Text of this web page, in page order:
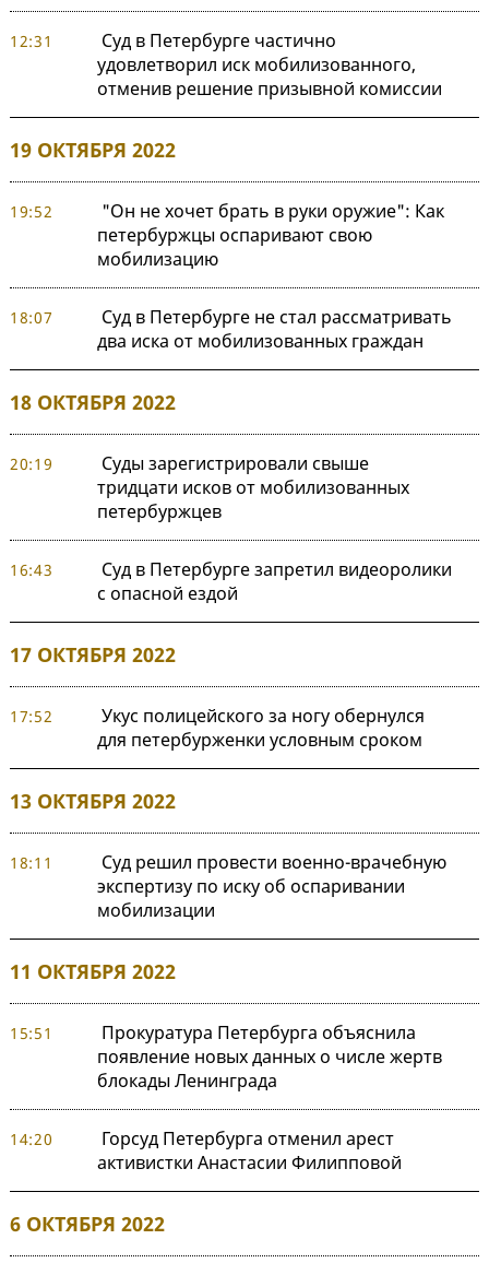
12:31
Суд в Петербурге частично
удовлетворил иск мобилизованного,
отменив решение призывной комиссии
19 ОКТЯБРЯ 2022
19:52
"Он не хочет брать в руки оружие": Как
петербуржцы оспаривают свою
мобилизацию
18:07
Суд в Петербурге не стал рассматривать
два иска от мобилизованных граждан
18 ОКТЯБРЯ 2022
20:19
Суды зарегистрировали свыше
тридцати исков от мобилизованных
петербуржцев
16:43
Суд в Петербурге запретил видеоролики
с опасной ездой
17 ОКТЯБРЯ 2022
17:52
Укус полицейского за ногу обернулся
для петербурженки условным сроком
13 ОКТЯБРЯ 2022
18:11
Суд решил провести военно-врачебную
экспертизу по иску об оспаривании
мобилизации
11 ОКТЯБРЯ 2022
15:51
Прокуратура Петербурга объяснила
появление новых данных о числе жертв
блокады Ленинграда
14:20
Горсуд Петербурга отменил арест
активистки Анастасии Филипповой
6 ОКТЯБРЯ 2022